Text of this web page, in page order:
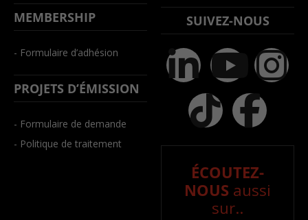
MEMBERSHIP
- Formulaire d’adhésion
PROJETS D’ÉMISSION
- Formulaire de demande
- Politique de traitement
SUIVEZ-NOUS
ÉCOUTEZ-
NOUS aussi
sur..